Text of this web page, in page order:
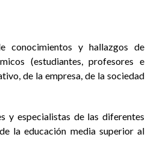
conocimientos y hallazgos de
(estudiantes, profesores e
de la empresa, de la sociedad
y especialistas de las diferentes
la educación media superior al